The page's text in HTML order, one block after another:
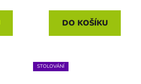
DO KOŠÍKU
STOLOVÁNÍ